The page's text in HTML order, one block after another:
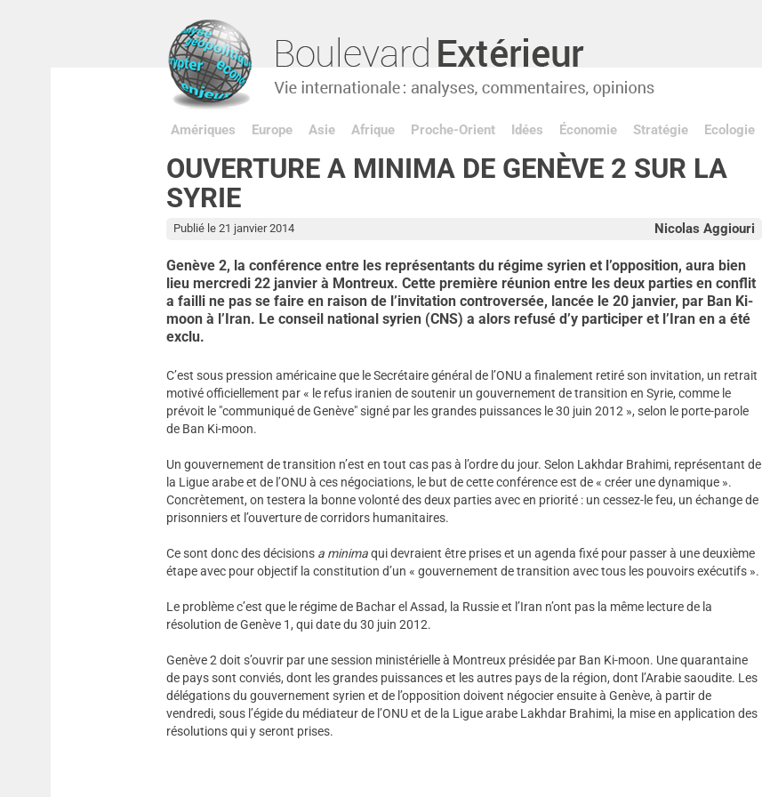
Amériques Europe Asie Afrique Proche-Orient Idées Économie Stratégie Ecologie
OUVERTURE A MINIMA DE GENÈVE 2 SUR LA
SYRIE
Nicolas Aggiouri
Publié le 21 janvier 2014
Genève 2, la conférence entre les représentants du régime syrien et l’opposition, aura bien
lieu mercredi 22 janvier à Montreux. Cette première réunion entre les deux parties en conflit
a failli ne pas se faire en raison de l’invitation controversée, lancée le 20 janvier, par Ban Ki-
moon à l’Iran. Le conseil national syrien (CNS) a alors refusé d’y participer et l’Iran en a été
exclu.
C’est sous pression américaine que le Secrétaire général de l’ONU a finalement retiré son invitation, un retrait
motivé officiellement par « le refus iranien de soutenir un gouvernement de transition en Syrie, comme le
prévoit le "communiqué de Genève" signé par les grandes puissances le 30 juin 2012 », selon le porte-parole
de Ban Ki-moon.
Un gouvernement de transition n’est en tout cas pas à l’ordre du jour. Selon Lakhdar Brahimi, représentant de
la Ligue arabe et de l’ONU à ces négociations, le but de cette conférence est de « créer une dynamique ».
Concrètement, on testera la bonne volonté des deux parties avec en priorité : un cessez-le feu, un échange de
prisonniers et l’ouverture de corridors humanitaires.
Ce sont donc des décisions a minimaqui devraient être prises et un agenda fixé pour passer à une deuxième
étape avec pour objectif la constitution d’un « gouvernement de transition avec tous les pouvoirs exécutifs ».
Le problème c’est que le régime de Bachar el Assad, la Russie et l’Iran n’ont pas la même lecture de la
résolution de Genève 1, qui date du 30 juin 2012.
Genève 2 doit s’ouvrir par une session ministérielle à Montreux présidée par Ban Ki-moon. Une quarantaine
de pays sont conviés, dont les grandes puissances et les autres pays de la région, dont l’Arabie saoudite. Les
délégations du gouvernement syrien et de l’opposition doivent négocier ensuite à Genève, à partir de
vendredi, sous l’égide du médiateur de l’ONU et de la Ligue arabe Lakhdar Brahimi, la mise en application des
résolutions qui y seront prises.